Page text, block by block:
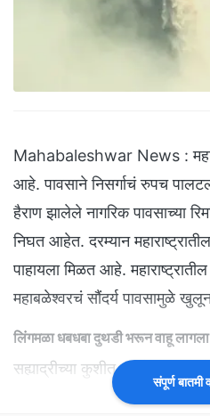
Mahabaleshwar News :
आहे. पावसाने निसर्गाचं रुपच
हैराण झालेले नागरिक पावसाच्या
निघत आहेत. दरम्यान
पाहायला मिळत आहे.
महाबळेश्वरचं सौंदर्य पावसामुळे
लिंगमळा धबधबा दुथडी भरून वाहू
सह्याद्रीच्या कुशीत वसलेल्या
सर्वात देखणं रूप खुलवलं आहे.
संपूर्ण बातमी